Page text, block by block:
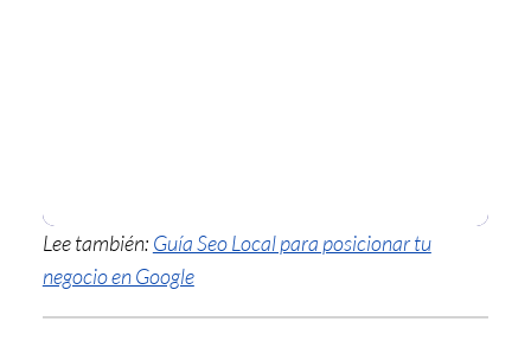
Lee también: Guía Seo Local para posicionar tu
negocio en Google